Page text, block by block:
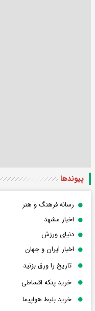
پیوندها
رسانه فرهنگ و هنر
اخبار مشهد
دنیای ورزش
اخبار ایران و جهان
تاریخ را ورق بزنید
خرید پنکه اقساطی
خرید بلیط هواپیما